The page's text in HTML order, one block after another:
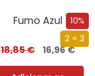
10%
2 = 3
Fumo Azul
18,85€ 16,96€